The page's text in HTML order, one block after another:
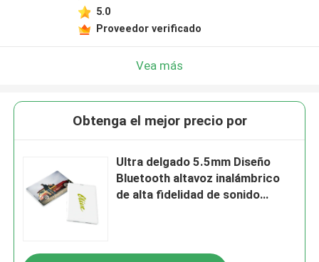
5.0
Proveedor verificado
Vea más
Obtenga el mejor precio por
Ultra delgado 5.5mm Diseño
Bluetooth altavoz inalámbrico
de alta fidelidad de sonido